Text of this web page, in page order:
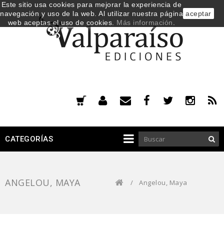
CATEGORÍAS
ANGELOU, MAYA / Angelou, Maya
Este sitio usa cookies para mejorar la experiencia de
navegación y uso de la web. Al utilizar nuestra página
web aceptas el uso de cookies. Más información
aceptar